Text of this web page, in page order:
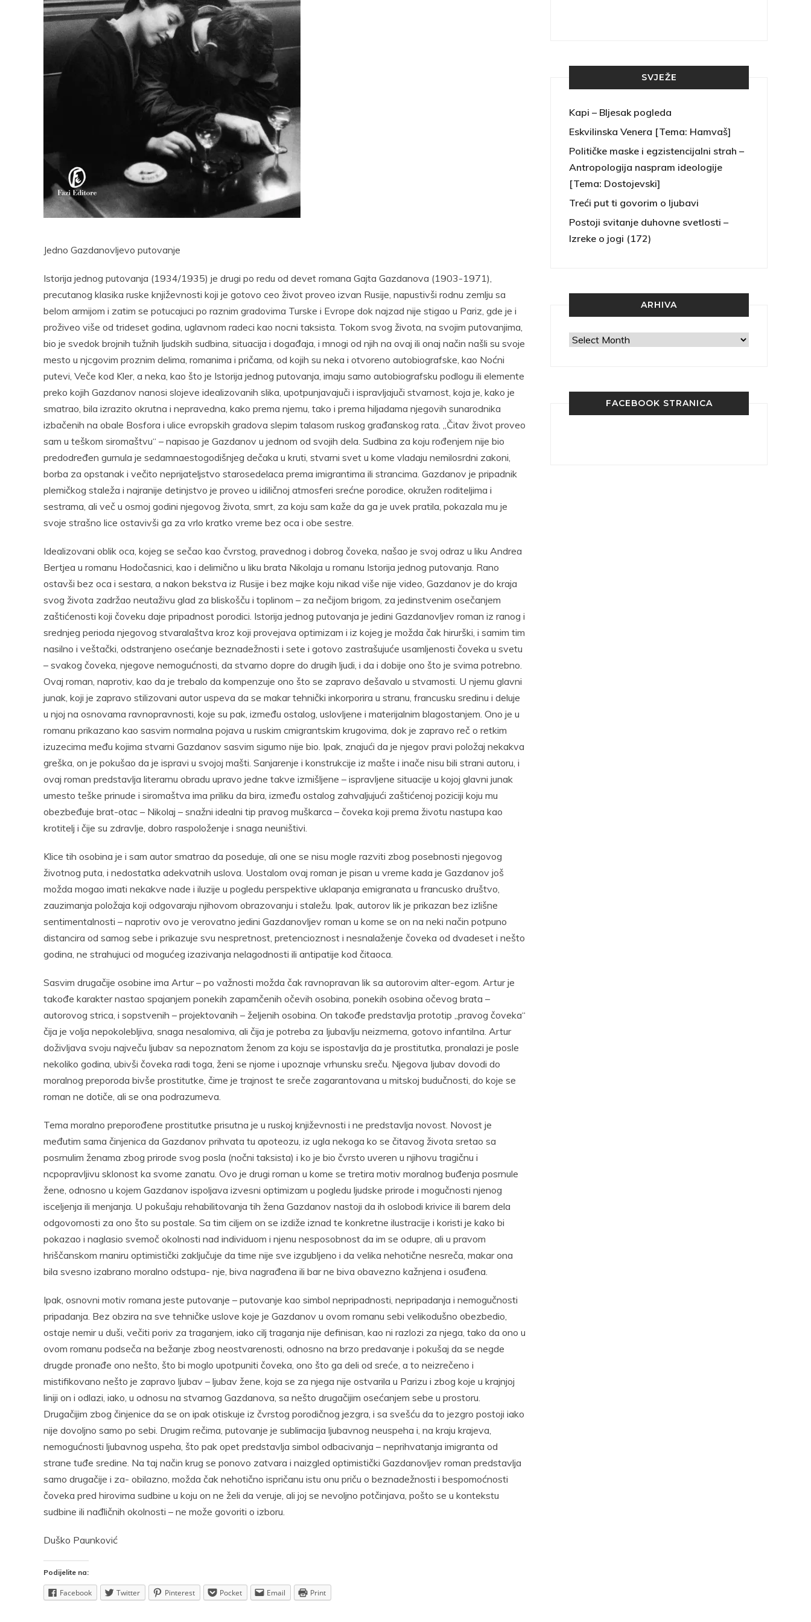
Jedno Gazdanovljevo putovanje
Istorija jednog putovanja (1934/1935) je drugi po redu od devet romana Gajta Gazdanova (1903-1971),
precutanog klasika ruske književnosti koji je gotovo ceo život proveo izvan Rusije, napustivši rodnu zemlju sa
belom armijom i zatim se potucajuci po raznim gradovima Turske i Evrope dok najzad nije stigao u Pariz, gde je i
proživeo više od trideset godina, uglavnom radeci kao nocni taksista. Tokom svog života, na svojim putovanjima,
bio je svedok brojnih tužnih Ijudskih sudbina, situacija i događaja, i mnogi od njih na ovaj ili onaj način našli su svoje
mesto u njcgovim proznim delima, romanima i pričama, od kojih su neka i otvoreno autobiografske, kao Noćni
putevi, Veče kod Kler, a neka, kao što je Istorija jednog putovanja, imaju samo autobiografsku podlogu ili elemente
preko kojih Gazdanov nanosi slojeve idealizovanih slika, upotpunjavajuči i ispravljajuči stvarnost, koja je, kako je
smatrao, bila izrazito okrutna i nepravedna, kako prema njemu, tako i prema hiljadama njegovih sunarodnika
izbačenih na obale Bosfora i ulice evropskih gradova slepim talasom ruskog građanskog rata. „Čitav život proveo
sam u teškom siromaštvu“ – napisao je Gazdanov u jednom od svojih dela. Sudbina za koju rođenjem nije bio
predodređen gurnula je sedamnaestogodišnjeg dečaka u kruti, stvarni svet u kome vladaju nemilosrdni zakoni,
borba za opstanak i večito neprijateljstvo starosedelaca prema imigrantima ili strancima. Gazdanov je pripadnik
plemičkog staleža i najranije detinjstvo je proveo u idiličnoj atmosferi srećne porodice, okružen roditeljima i
sestrama, ali več u osmoj godini njegovog života, smrt, za koju sam kaže da ga je uvek pratila, pokazala mu je
svoje strašno lice ostavivši ga za vrlo kratko vreme bez oca i obe sestre.
Idealizovani oblik oca, kojeg se sečao kao čvrstog, pravednog i dobrog čoveka, našao je svoj odraz u liku Andrea
Bertjea u romanu Hodočasnici, kao i delimično u liku brata Nikolaja u romanu Istorija jednog putovanja. Rano
ostavši bez oca i sestara, a nakon bekstva iz Rusije i bez majke koju nikad više nije video, Gazdanov je do kraja
svog života zadržao neutaživu glad za bliskošču i toplinom – za nečijom brigom, za jedinstvenim osečanjem
zaštićenosti koji čoveku daje pripadnost porodici. Istorija jednog putovanja je jedini Gazdanovljev roman iz ranog i
srednjeg perioda njegovog stvaralaštva kroz koji provejava optimizam i iz kojeg je možda čak hirurški, i samim tim
nasilno i veštački, odstranjeno osećanje beznadežnosti i sete i gotovo zastrašujuće usamljenosti čoveka u svetu
– svakog čoveka, njegove nemogućnosti, da stvarno dopre do drugih ljudi, i da i dobije ono što je svima potrebno.
Ovaj roman, naprotiv, kao da je trebalo da kompenzuje ono što se zapravo dešavalo u stvamosti. U njemu glavni
junak, koji je zapravo stilizovani autor uspeva da se makar tehnički inkorporira u stranu, francusku sredinu i deluje
u njoj na osnovama ravnopravnosti, koje su pak, između ostalog, uslovljene i materijalnim blagostanjem. Ono je u
romanu prikazano kao sasvim normalna pojava u ruskim cmigrantskim krugovima, dok je zapravo reč o retkim
izuzecima među kojima stvarni Gazdanov sasvim sigumo nije bio. Ipak, znajući da je njegov pravi položaj nekakva
greška, on je pokušao da je ispravi u svojoj mašti. Sanjarenje i konstrukcije iz mašte i inače nisu bili strani autoru, i
ovaj roman predstavlja literarnu obradu upravo jedne takve izmišljene – ispravljene situacije u kojoj glavni junak
umesto teške prinude i siromaštva ima priliku da bira, između ostalog zahvaljujući zaštićenoj poziciji koju mu
obezbeđuje brat-otac – Nikolaj – snažni idealni tip pravog muškarca – čoveka koji prema životu nastupa kao
krotitelj i čije su zdravlje, dobro raspoloženje i snaga neuništivi.
Klice tih osobina je i sam autor smatrao da poseduje, ali one se nisu mogle razviti zbog posebnosti njegovog
životnog puta, i nedostatka adekvatnih uslova. Uostalom ovaj roman je pisan u vreme kada je Gazdanov još
možda mogao imati nekakve nade i iluzije u pogledu perspektive uklapanja emigranata u francusko društvo,
zauzimanja položaja koji odgovaraju njihovom obrazovanju i staležu. Ipak, autorov lik je prikazan bez izlišne
sentimentalnosti – naprotiv ovo je verovatno jedini Gazdanovljev roman u kome se on na neki način potpuno
distancira od samog sebe i prikazuje svu nespretnost, pretencioznost i nesnalaženje čoveka od dvadeset i nešto
godina, ne strahujuci od mogućeg izazivanja nelagodnosti ili antipatije kod čitaoca.
Sasvim drugačije osobine ima Artur – po važnosti možda čak ravnopravan lik sa autorovim alter-egom. Artur je
takođe karakter nastao spajanjem ponekih zapamčenih očevih osobina, ponekih osobina očevog brata –
autorovog strica, i sopstvenih – projektovanih – željenih osobina. On takođe predstavlja prototip „pravog čoveka“
čija je volja nepokolebljiva, snaga nesalomiva, ali čija je potreba za Ijubavlju neizmerna, gotovo infantilna. Artur
doživljava svoju največu ljubav sa nepoznatom ženom za koju se ispostavlja da je prostitutka, pronalazi je posle
nekoliko godina, ubivši čoveka radi toga, ženi se njome i upoznaje vrhunsku sreču. Njegova Ijubav dovodi do
moralnog preporoda bivše prostitutke, čime je trajnost te sreče zagarantovana u mitskoj budučnosti, do koje se
roman ne dotiče, ali se ona podrazumeva.
Tema moralno preporođene prostitutke prisutna je u ruskoj književnosti i ne predstavlja novost. Novost je
međutim sama činjenica da Gazdanov prihvata tu apoteozu, iz ugla nekoga ko se čitavog života sretao sa
posrnulim ženama zbog prirode svog posla (nočni taksista) i ko je bio čvrsto uveren u njihovu tragičnu i
ncpopravljivu sklonost ka svome zanatu. Ovo je drugi rornan u kome se tretira motiv moralnog buđenja posrnule
žene, odnosno u kojem Gazdanov ispoljava izvesni optimizam u pogledu ljudske prirode i mogučnosti njenog
isceljenja ili menjanja. U pokušaju rehabilitovanja tih žena Gazdanov nastoji da ih oslobodi krivice ili barem dela
odgovornosti za ono što su postale. Sa tim ciljem on se izdiže iznad te konkretne ilustracije i koristi je kako bi
pokazao i naglasio svemoč okolnosti nad individuom i njenu nesposobnost da im se odupre, ali u pravom
hriščanskom rnaniru optimistički zaključuje da time nije sve izgubljeno i da velika nehotične nesreča, makar ona
bila svesno izabrano moralno odstupa- nje, biva nagrađena ili bar ne biva obavezno kažnjena i osuđena.
Ipak, osnovni motiv romana jeste putovanje – putovanje kao simbol nepripadnosti, nepripadanja i nemogučnosti
pripadanja. Bez obzira na sve tehničke uslove koje je Gazdanov u ovom romanu sebi velikodušno obezbedio,
ostaje nemir u duši, večiti poriv za traganjem, iako cilj traganja nije definisan, kao ni razlozi za njega, tako da ono u
ovom romanu podseča na bežanje zbog neostvarenosti, odnosno na brzo predavanje i pokušaj da se negde
drugde pronađe ono nešto, što bi moglo upotpuniti čoveka, ono što ga deli od sreće, a to neizrečeno i
mistifikovano nešto je zapravo ljubav – ljubav žene, koja se za njega nije ostvarila u Parizu i zbog koje u krajnjoj
liniji on i odlazi, iako, u odnosu na stvarnog Gazdanova, sa nešto drugačijim osećanjem sebe u prostoru.
Drugačijim zbog činjenice da se on ipak otiskuje iz čvrstog porodičnog jezgra, i sa svešću da to jezgro postoji iako
nije dovoljno samo po sebi. Drugim rečima, putovanje je sublimacija ljubavnog neuspeha i, na kraju krajeva,
nemogućnosti ljubavnog uspeha, što pak opet predstavlja simbol odbacivanja – neprihvatanja imigranta od
strane tuđe sredine. Na taj način krug se ponovo zatvara i naizgled optimistički Gazdanovljev roman predstavlja
samo drugačije i za- obilazno, možda čak nehotično ispričanu istu onu priču o beznadežnosti i bespomoćnosti
čoveka pred hirovima sudbine u koju on ne želi da veruje, ali joj se nevoljno potčinjava, pošto se u kontekstu
sudbine ili nađličnih okolnosti – ne može govoriti o izboru.
Duško Paunković
Podijelite na:
Facebook Twitter Pinterest Pocket Email Print
Pocket
Email
SVJEŽE
Kapi – Bljesak pogleda
Eskvilinska Venera [Tema: Hamvaš]
Političke maske i egzistencijalni strah –
Antropologija naspram ideologije
[Tema: Dostojevski]
Treći put ti govorim o ljubavi
Postoji svitanje duhovne svetlosti –
Izreke o jogi (172)
ARHIVA
Arhiva
FACEBOOK STRANICA